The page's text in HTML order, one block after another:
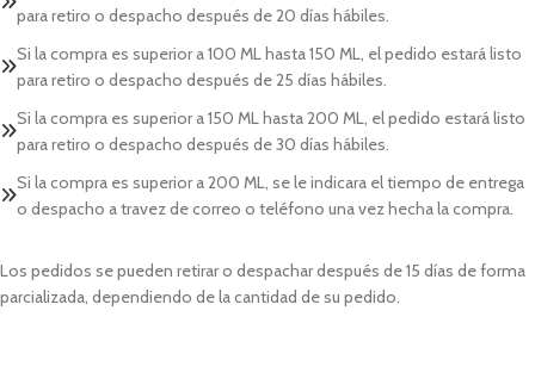
para retiro o despacho después de 20 días hábiles.
Si la compra es superior a 100 ML hasta 150 ML, el pedido estará listo
para retiro o despacho después de 25 días hábiles.
Si la compra es superior a 150 ML hasta 200 ML, el pedido estará listo
para retiro o despacho después de 30 días hábiles.
Si la compra es superior a 200 ML, se le indicara el tiempo de entrega
o despacho a travez de correo o teléfono una vez hecha la compra.
Los pedidos se pueden retirar o despachar después de 15 días de forma
parcializada, dependiendo de la cantidad de su pedido.